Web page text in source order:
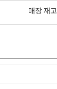
매장 재